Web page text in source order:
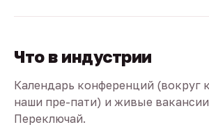
Что в индустрии
Календарь конференций (вокруг
наши пре-пати) и живые
Переключай.